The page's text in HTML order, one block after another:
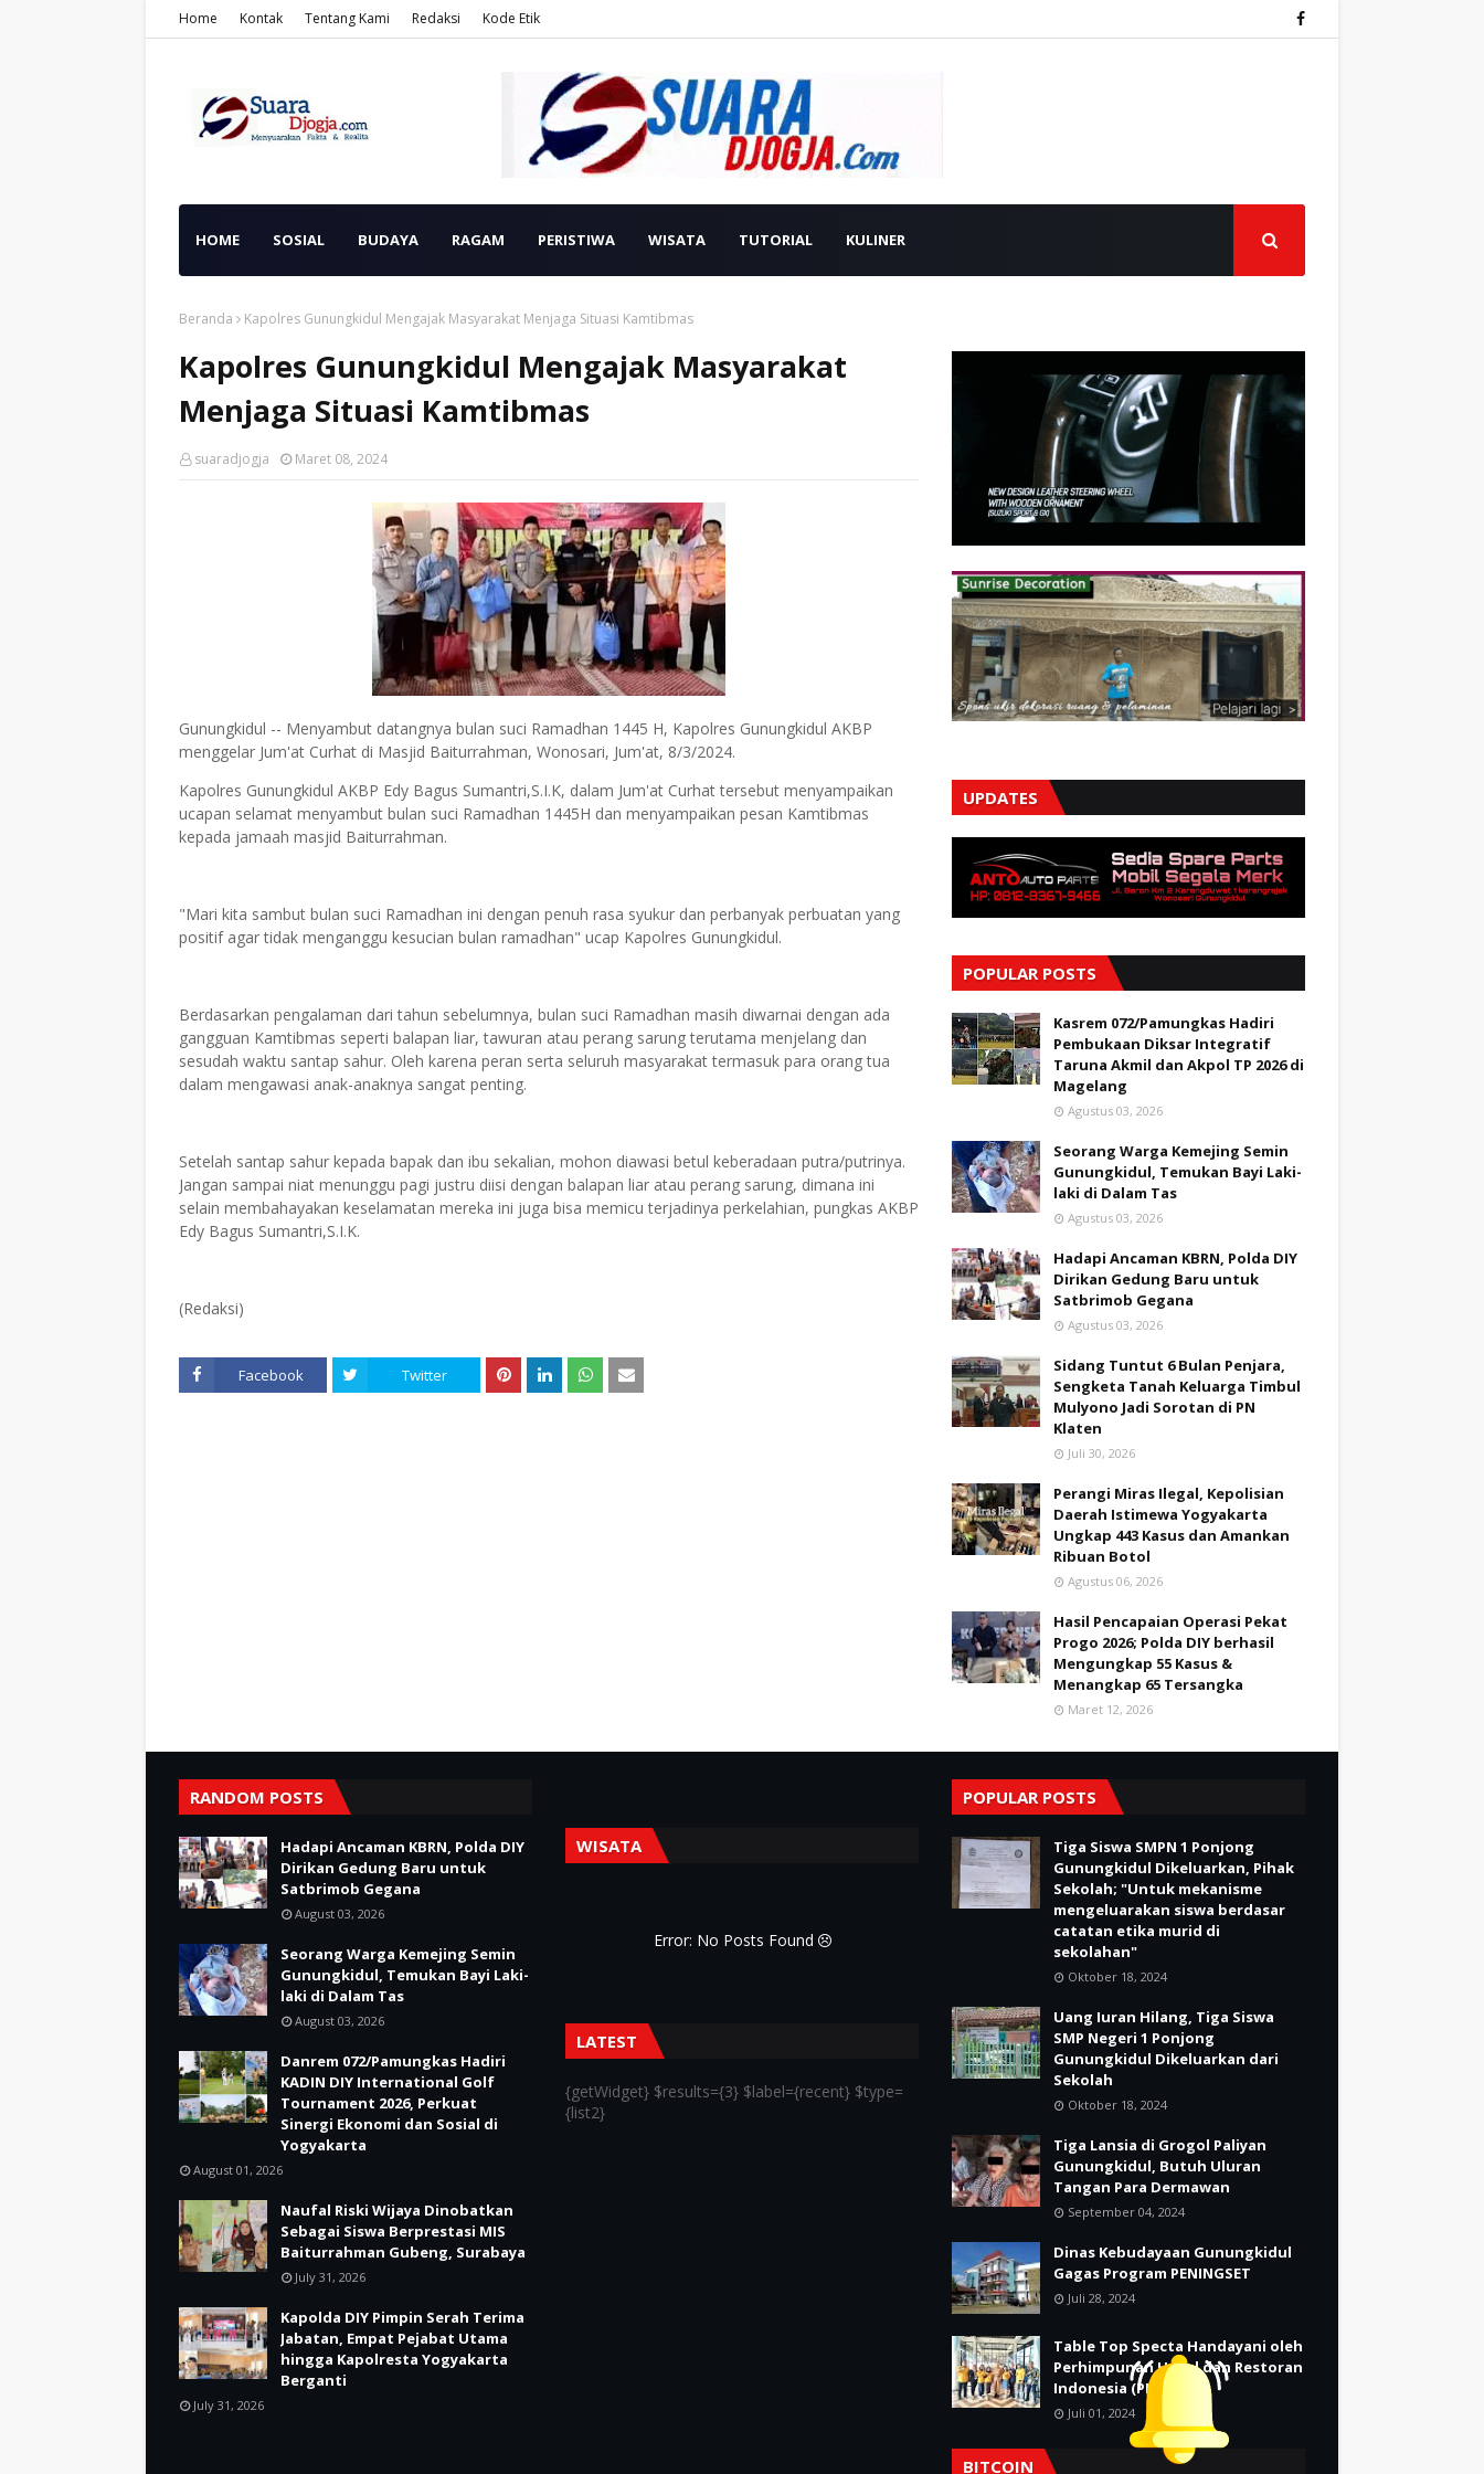
Home Kontak Tentang Kami Redaksi Kode Etik
HOME SOSIAL BUDAYA RAGAM PERISTIWA WISATA TUTORIAL KULINER
Beranda Kapolres Gunungkidul Mengajak Masyarakat Menjaga Situasi Kamtibmas
Kapolres Gunungkidul Mengajak Masyarakat
Menjaga Situasi Kamtibmas
suaradjogja Maret 08, 2024
Gunungkidul -- Menyambut datangnya bulan suci Ramadhan 1445 H, Kapolres Gunungkidul AKBP
menggelar Jum'at Curhat di Masjid Baiturrahman, Wonosari, Jum'at, 8/3/2024.
Kapolres Gunungkidul AKBP Edy Bagus Sumantri,S.I.K, dalam Jum'at Curhat tersebut menyampaikan
ucapan selamat menyambut bulan suci Ramadhan 1445H dan menyampaikan pesan Kamtibmas
kepada jamaah masjid Baiturrahman.
"Mari kita sambut bulan suci Ramadhan ini dengan penuh rasa syukur dan perbanyak perbuatan yang
positif agar tidak menganggu kesucian bulan ramadhan" ucap Kapolres Gunungkidul.
Berdasarkan pengalaman dari tahun sebelumnya, bulan suci Ramadhan masih diwarnai dengan ada
gangguan Kamtibmas seperti balapan liar, tawuran atau perang sarung terutama menjelang dan
sesudah waktu santap sahur. Oleh karena peran serta seluruh masyarakat termasuk para orang tua
dalam mengawasi anak-anaknya sangat penting.
Setelah santap sahur kepada bapak dan ibu sekalian, mohon diawasi betul keberadaan putra/putrinya.
Jangan sampai niat menunggu pagi justru diisi dengan balapan liar atau perang sarung, dimana ini
selain membahayakan keselamatan mereka ini juga bisa memicu terjadinya perkelahian, pungkas AKBP
Edy Bagus Sumantri,S.I.K.
(Redaksi)
Facebook Twitter
UPDATES
POPULAR POSTS
Kasrem 072/Pamungkas Hadiri
Pembukaan Diksar Integratif
Taruna Akmil dan Akpol TP 2026 di
Magelang
Agustus 03, 2026
Seorang Warga Kemejing Semin
Gunungkidul, Temukan Bayi Laki-
laki di Dalam Tas
Agustus 03, 2026
Hadapi Ancaman KBRN, Polda DIY
Dirikan Gedung Baru untuk
Satbrimob Gegana
Agustus 03, 2026
Sidang Tuntut 6 Bulan Penjara,
Sengketa Tanah Keluarga Timbul
Mulyono Jadi Sorotan di PN
Klaten
Juli 30, 2026
Perangi Miras Ilegal, Kepolisian
Daerah Istimewa Yogyakarta
Ungkap 443 Kasus dan Amankan
Ribuan Botol
Agustus 06, 2026
Hasil Pencapaian Operasi Pekat
Progo 2026; Polda DIY berhasil
Mengungkap 55 Kasus &
Menangkap 65 Tersangka
Maret 12, 2026
RANDOM POSTS
Hadapi Ancaman KBRN, Polda DIY
Dirikan Gedung Baru untuk
Satbrimob Gegana
August 03, 2026
Seorang Warga Kemejing Semin
Gunungkidul, Temukan Bayi Laki-
laki di Dalam Tas
August 03, 2026
Danrem 072/Pamungkas Hadiri
KADIN DIY International Golf
Tournament 2026, Perkuat
Sinergi Ekonomi dan Sosial di
Yogyakarta
August 01, 2026
Naufal Riski Wijaya Dinobatkan
Sebagai Siswa Berprestasi MIS
Baiturrahman Gubeng, Surabaya
July 31, 2026
Kapolda DIY Pimpin Serah Terima
Jabatan, Empat Pejabat Utama
hingga Kapolresta Yogyakarta
Berganti
July 31, 2026
WISATA
Error: No Posts Found
LATEST
{getWidget} $results={3} $label={recent} $type=
{list2}
POPULAR POSTS
Tiga Siswa SMPN 1 Ponjong
Gunungkidul Dikeluarkan, Pihak
Sekolah; "Untuk mekanisme
mengeluarakan siswa berdasar
catatan etika murid di
sekolahan"
Oktober 18, 2024
Uang Iuran Hilang, Tiga Siswa
SMP Negeri 1 Ponjong
Gunungkidul Dikeluarkan dari
Sekolah
Oktober 18, 2024
Tiga Lansia di Grogol Paliyan
Gunungkidul, Butuh Uluran
Tangan Para Dermawan
September 04, 2024
Dinas Kebudayaan Gunungkidul
Gagas Program PENINGSET
Juli 28, 2024
Table Top Specta Handayani oleh
Perhimpunan Hotel dan Restoran
Indonesia (PHRI)
Juli 01, 2024
BITCOIN